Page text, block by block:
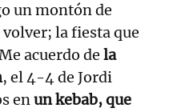
un montón de
la fiesta que
acuerdo de la
, el 4-4 de Jordi
enun kebab, que